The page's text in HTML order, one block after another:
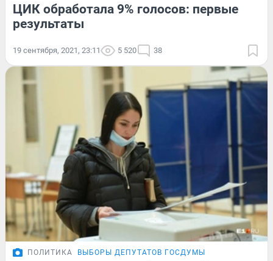
ЦИК обработала 9% голосов: первые
результаты
19 сентября, 2021, 23:11 5 520 38
ПОЛИТИКА ВЫБОРЫ ДЕПУТАТОВ ГОСДУМЫ